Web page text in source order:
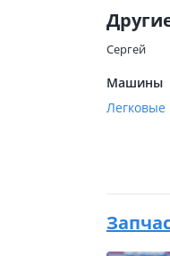
Cергей
Машины
Легковые